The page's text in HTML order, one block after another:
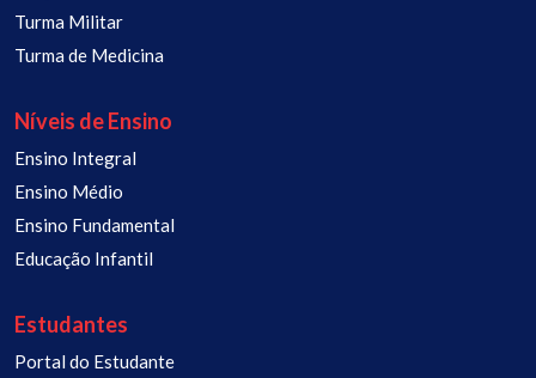
Turma Militar
Turma de Medicina
Níveis de Ensino
Ensino Integral
Ensino Médio
Ensino Fundamental
Educação Infantil
Estudantes
Portal do Estudante